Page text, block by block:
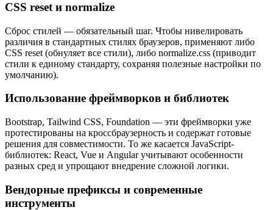
CSS reset и normalize
Сброс стилей — обязательный шаг. Чтобы нивелировать
различия в стандартных стилях браузеров, применяют либо
CSS reset (обнуляет все стили), либо normalize.css (приводит
стили к единому стандарту, сохраняя полезные настройки по
умолчанию).
Использование фреймворков и библиотек
Bootstrap, Tailwind CSS, Foundation — эти фреймворки уже
протестированы на кроссбраузерность и содержат готовые
решения для совместимости. То же касается JavaScript-
библиотек: React, Vue и Angular учитывают особенности
разных сред и упрощают внедрение сложной логики.
Вендорные префиксы и современные
инструменты